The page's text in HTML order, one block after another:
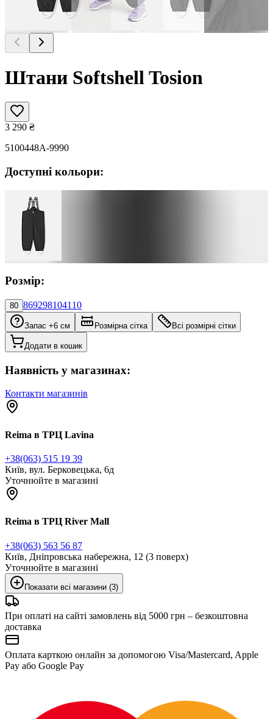
Штани Softshell Tosion
3 290 ₴
5100448A-9990
Доступні кольори:
Розмір:
80 869298104110
Запас +6 см Розмірна сітка Всі розмірні сітки
Додати в кошик
Наявність у магазинах:
Контакти магазинів
Reima в ТРЦ Lavina
+38(063) 515 19 39
Київ, вул. Берковецька, 6д
Уточнюйте в магазині
Reima в ТРЦ River Mall
+38(063) 563 56 87
Київ, Дніпровська набережна, 12 (3 поверх)
Уточнюйте в магазині
Показати всі магазини (3)
При оплаті на сайті замовлень від 5000 грн – безкоштовна
доставка
Оплата карткою онлайн за допомогою Visa/Mastercard, Apple
Pay або Google Pay